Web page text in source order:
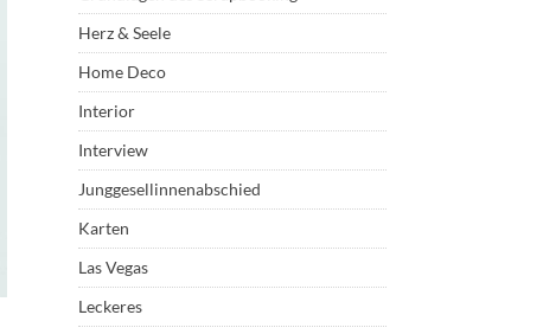
Herz & Seele
Home Deco
Interior
Interview
Junggesellinnenabschied
Karten
Las Vegas
Leckeres